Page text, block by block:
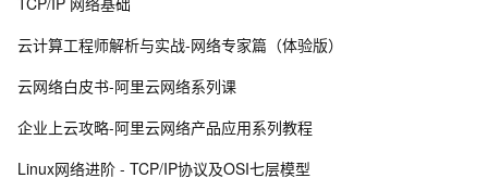
8 网络编程socket
10深入理解深度学习中的卷积神经网络（CNN）：从原理到
云计算工程师解析与实战-网络专家篇（体验版）
云网络白皮书-阿里云网络系列课
企业上云攻略-阿里云网络产品应用系列教程
Linux网络进阶 - TCP/IP协议及OSI七层模型